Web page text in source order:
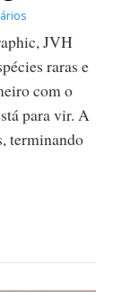
JVH
raras e
com o
para vir. A
terminando